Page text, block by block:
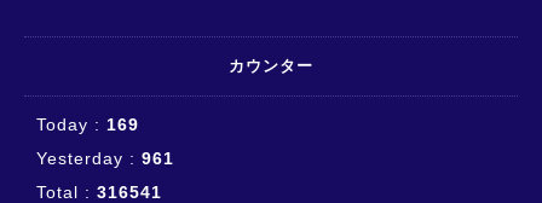
カウンター
Today : 169
Yesterday : 961
Total : 316541